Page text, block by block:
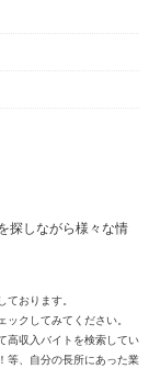
探しながら様々な情
おります。
クしてみてください。
高収入バイトを検索してい
等、自分の長所にあった業